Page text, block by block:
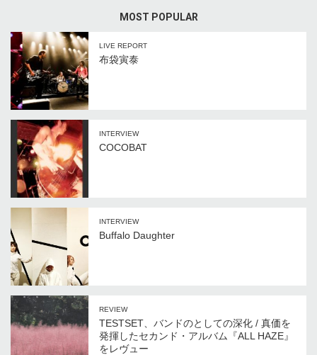
MOST POPULAR
LIVE REPORT
布袋寅泰
INTERVIEW
COCOBAT
INTERVIEW
Buffalo Daughter
REVIEW
TESTSET、バンドのとしての深化 / 真価を
発揮したセカンド・アルバム『ALL HAZE』
をレヴュー